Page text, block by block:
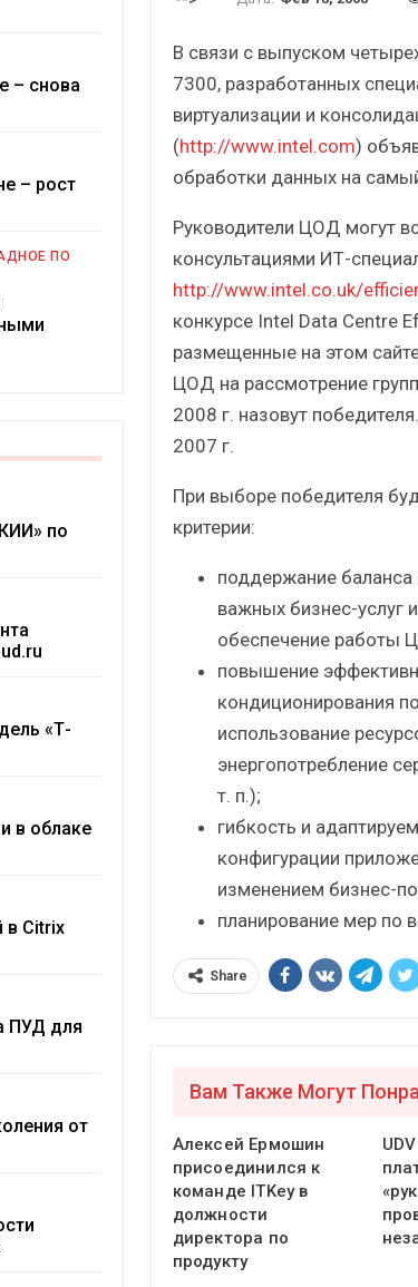
В связи с выпуском
7300, разработанных
виртуализации и
(http://www.intel.com)
обработки данных на
Руководители ЦОД могут
консультациями ИТ-
http://www.intel.co.uk/
конкурсе Intel Data Centre
размещенные на этом
ЦОД на рассмотрение
2008 г. назовут
2007 г.
При выборе победителя
критерии:
поддержание
важных бизнес-услуг
обеспечение работы
повышение
кондиционирования
использование
энергопотребление
т. п.);
гибкость и
конфигурации
изменением бизнес-
планирование мер по
Share
Вам Также Могут
Алексей Ермошин
присоединился к
команде ITKey в
должности
директора по
продукту
– снова
– рост
ПО
по
«Т-
в облаке
в Citrix
ПУД для
от
Краткий статистический
ли глобальные угрозы
российский рынок ИБП?